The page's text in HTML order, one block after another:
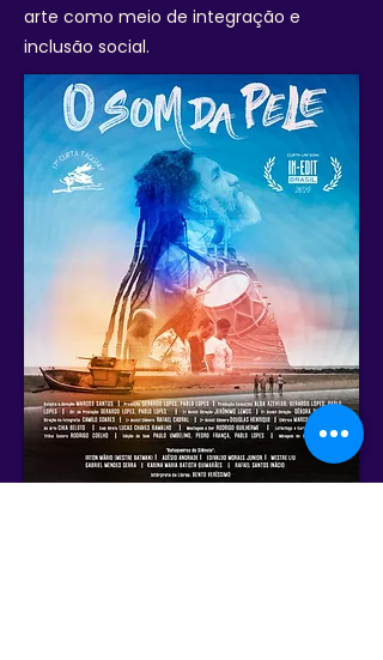
arte como meio de integração e
inclusão social.